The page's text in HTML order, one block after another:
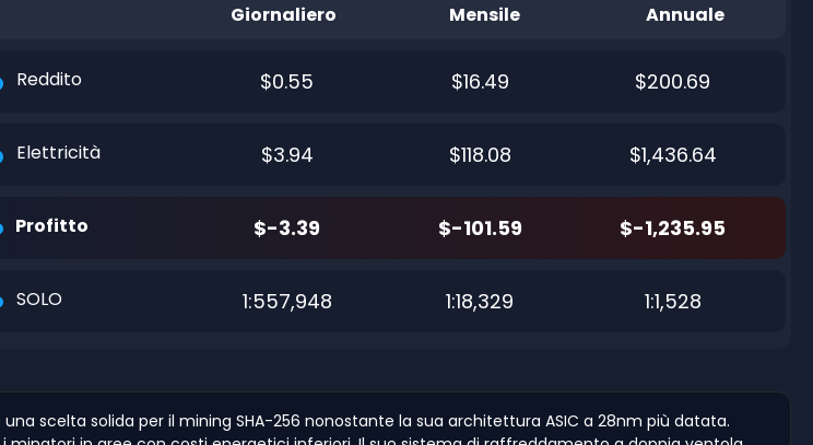
Giornaliero Mensile Annuale
Reddito $0.55 $16.49 $200.69
Elettricità $3.94 $118.08 $1,436.64
Profitto $-3.39 $-101.59 $-1,235.95
SOLO 1:557,948 1:18,329 1:1,528
scelta solida per il mining SHA-256 nonostante la sua architettura ASIC a 28nm più datata.